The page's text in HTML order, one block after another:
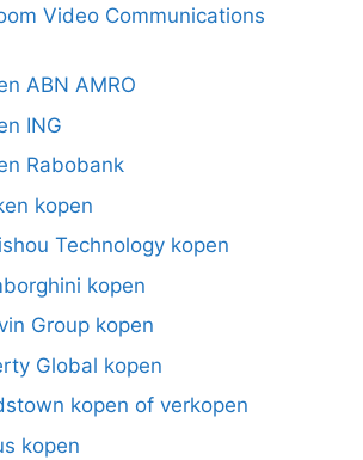
Video Communications
ABN AMRO
ING
Rabobank
kopen
Technology kopen
kopen
Group kopen
Global kopen
kopen of verkopen
kopen